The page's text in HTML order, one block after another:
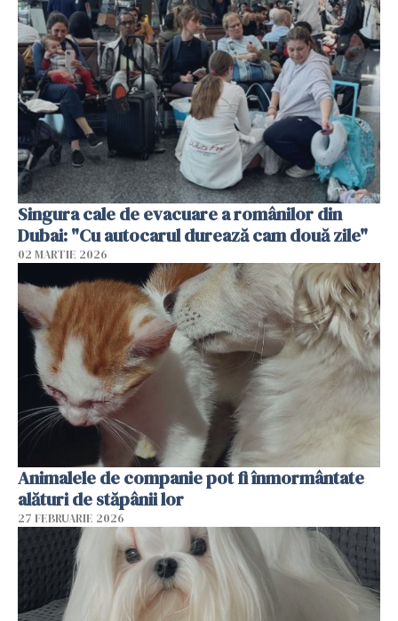
Singura cale de evacuare a românilor din
Dubai: "Cu autocarul durează cam două zile"
02 MARTIE 2026
Animalele de companie pot fi înmormântate
alături de stăpânii lor
27 FEBRUARIE 2026